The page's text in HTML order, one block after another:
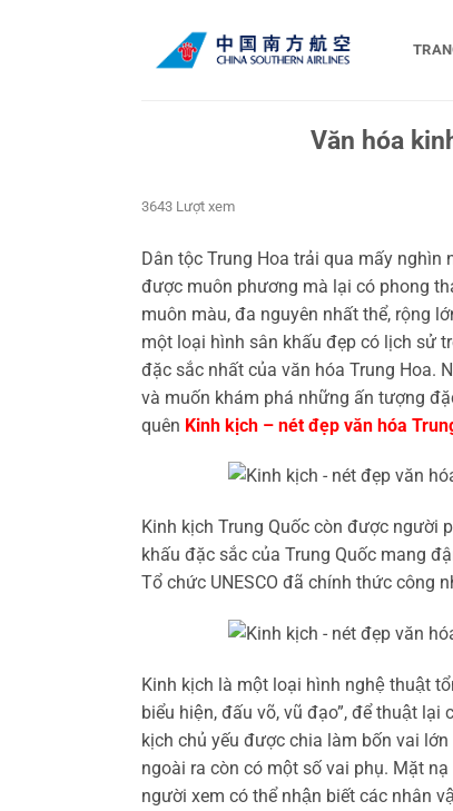
Văn hóa
3643 Lượt xem
Dân tộc Trung Hoa trải qua mấy
được muôn phương mà lại có phong
muôn màu, đa nguyên nhất thể, rộng
một loại hình sân khấu đẹp có lịch sử
đặc sắc nhất của văn hóa Trung Hoa.
và muốn khám phá những ấn tượng
quên Kinh kịch – nét đẹp văn hóa
Kinh kịch Trung Quốc còn được người
khấu đặc sắc của Trung Quốc mang
Tổ chức UNESCO đã chính thức công
Kinh kịch là một loại hình nghệ thuật
biểu hiện, đấu võ, vũ đạo”, để thuật
kịch chủ yếu được chia làm bốn vai
ngoài ra còn có một số vai phụ. Mặt
người xem có thể nhận biết các nhân